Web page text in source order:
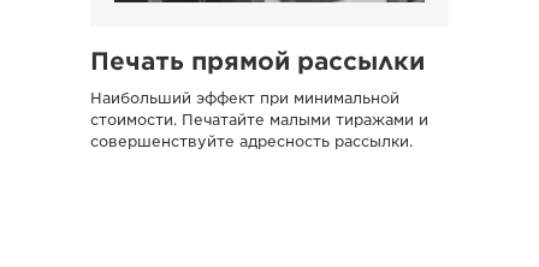
Печать прямой рассылки
Наибольший эффект при минимальной
стоимости. Печатайте малыми тиражами и
совершенствуйте адресность рассылки.